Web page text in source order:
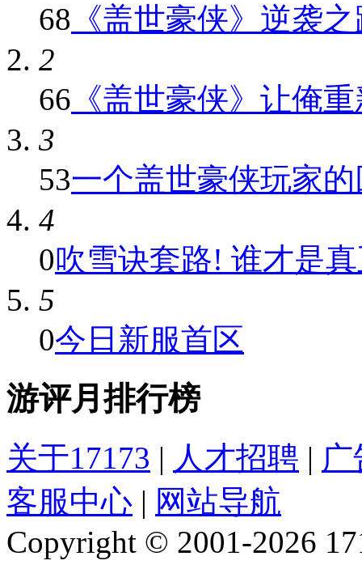
68 《盖世豪侠》逆袭
2
66 《盖世豪侠》让俺
3
53一个盖世豪侠玩家
4
0吹雪诀套路! 谁才是
5
0今日新服首区
游评月排行榜
关于17173 | 人才招聘 |
客服中心 | 网站导航
Copyright © 2001-2026